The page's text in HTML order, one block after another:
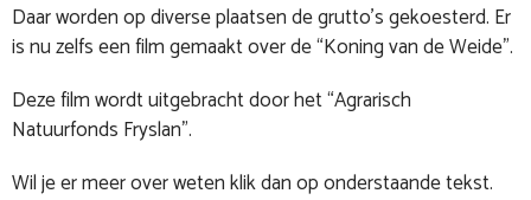
Daar worden op diverse plaatsen de grutto’s gekoesterd. Er
is nu zelfs een film gemaakt over de “Koning van de Weide”.
Deze film wordt uitgebracht door het “Agrarisch
Natuurfonds Fryslan”.
Wil je er meer over weten klik dan op onderstaande tekst.